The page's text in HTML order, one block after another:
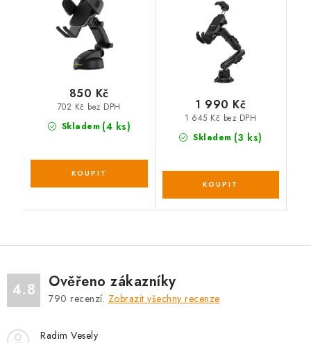
Skladem (4 ks)
702 Kč bez DPH
850 Kč
Skladem (3 ks)
1 645 Kč bez DPH
1 990 Kč
4.8 Ověřeno zákazníky
790 recenzí. Zobrazit všechny recenze
Radim Vesely